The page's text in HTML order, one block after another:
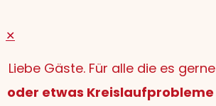
✕
Liebe Gäste. Für alle die es gerne
oder etwas